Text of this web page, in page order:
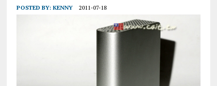
POSTED BY: KENNY 2011-07-18